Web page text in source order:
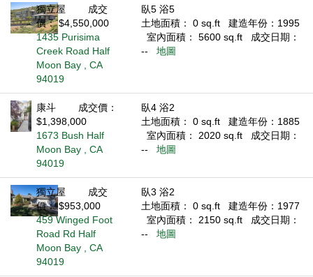
獨立屋
成交
價： $4,550,000
1435 Purisima
Creek Road Half
Moon Bay , CA
94019
臥5 浴5
土地面積： 0 sq.ft
建造年份：1995
室內面積： 5600 sq.ft
成交日期：
--
地圖
康斗
成交價：
$1,398,000
1673 Bush Half
Moon Bay , CA
94019
臥4 浴2
土地面積： 0 sq.ft
建造年份：1885
室內面積： 2020 sq.ft
成交日期：
--
地圖
獨立屋
成交
價： $953,000
459 Winged Foot
Road Rd Half
Moon Bay , CA
94019
臥3 浴2
土地面積： 0 sq.ft
建造年份：1977
室內面積： 2150 sq.ft
成交日期：
--
地圖